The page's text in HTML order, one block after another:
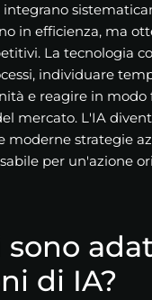
integrano
in efficienza, ma
La tecnologia
individuare
e reagire in modo
mercato. L'IA
moderne strategie
per un'azione
sono
di IA?